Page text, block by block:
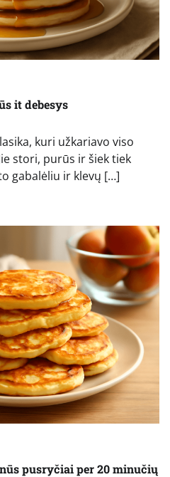
it debesys
kuri užkariavo viso
stori, purūs ir šiek tiek
gabalėliu ir klevų […]
pusryčiai per 20 minučių